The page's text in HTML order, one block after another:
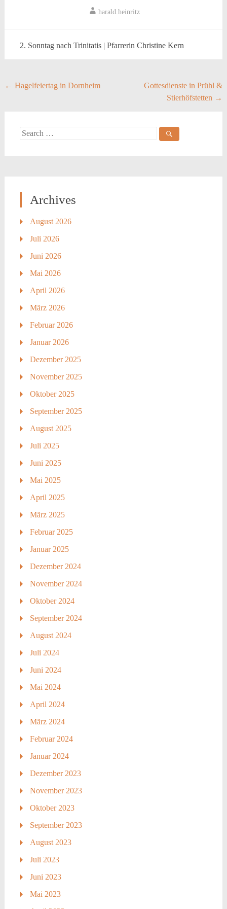
harald.heinritz
2. Sonntag nach Trinitatis | Pfarrerin Christine Kern
Post
← Hagelfeiertag in Dornheim
Gottesdienste in Prühl &
Stierhöfstetten →
Search
Archives
August 2026
Juli 2026
Juni 2026
Mai 2026
April 2026
März 2026
Februar 2026
Januar 2026
Dezember 2025
November 2025
Oktober 2025
September 2025
August 2025
Juli 2025
Juni 2025
Mai 2025
April 2025
März 2025
Februar 2025
Januar 2025
Dezember 2024
November 2024
Oktober 2024
September 2024
August 2024
Juli 2024
Juni 2024
Mai 2024
April 2024
März 2024
Februar 2024
Januar 2024
Dezember 2023
November 2023
Oktober 2023
September 2023
August 2023
Juli 2023
Juni 2023
Mai 2023